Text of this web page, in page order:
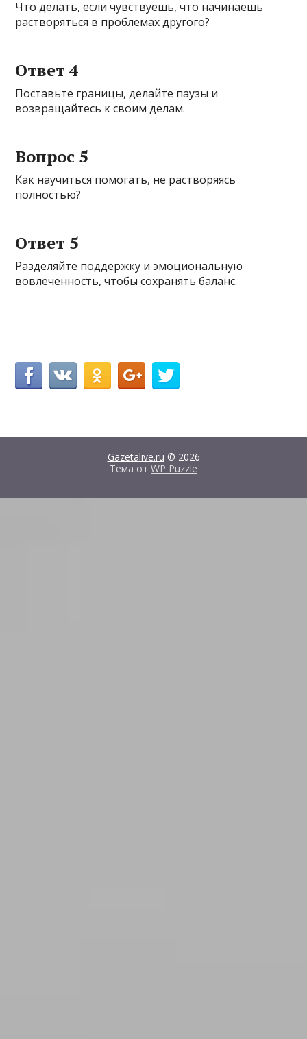
Что делать, если чувствуешь, что начинаешь
растворяться в проблемах другого?
Ответ 4
Поставьте границы, делайте паузы и
возвращайтесь к своим делам.
Вопрос 5
Как научиться помогать, не растворяясь
полностью?
Ответ 5
Разделяйте поддержку и эмоциональную
вовлеченность, чтобы сохранять баланс.
Gazetalive.ru © 2026
Тема от WP Puzzle